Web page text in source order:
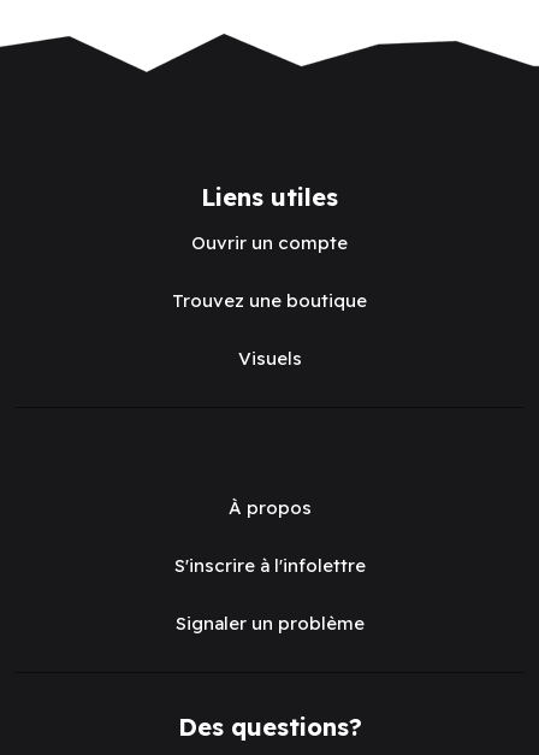
Liens utiles
Ouvrir un compte
Trouvez une boutique
Visuels
À propos
S'inscrire à l'infolettre
Signaler un problème
Des questions?